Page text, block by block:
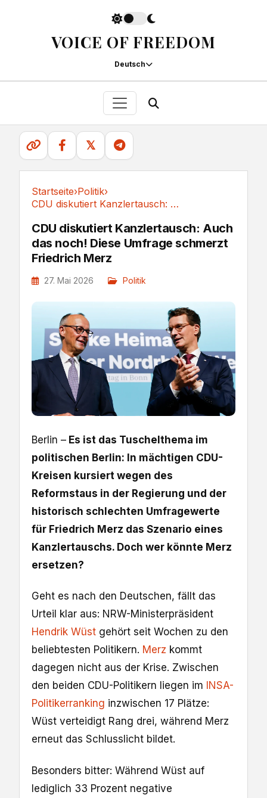
VOICE OF FREEDOM
Deutsch
𝕏
Startseite›Politik›
CDU diskutiert Kanzlertausch: Auch das noch!...
CDU diskutiert Kanzlertausch: Auch
das noch! Diese Umfrage schmerzt
Friedrich Merz
27. Mai 2026 Politik
Berlin – Es ist das Tuschelthema im
politischen Berlin: In mächtigen CDU-
Kreisen kursiert wegen des
Reformstaus in der Regierung und der
historisch schlechten Umfragewerte
für Friedrich Merz das Szenario eines
Kanzlertauschs. Doch wer könnte Merz
ersetzen?
Geht es nach den Deutschen, fällt das
Urteil klar aus: NRW-Ministerpräsident
Hendrik Wüst gehört seit Wochen zu den
beliebtesten Politikern. Merz kommt
dagegen nicht aus der Krise. Zwischen
den beiden CDU-Politikern liegen im INSA-
Politikerranking inzwischen 17 Plätze:
Wüst verteidigt Rang drei, während Merz
erneut das Schlusslicht bildet.
Besonders bitter: Während Wüst auf
lediglich 33 Prozent negative